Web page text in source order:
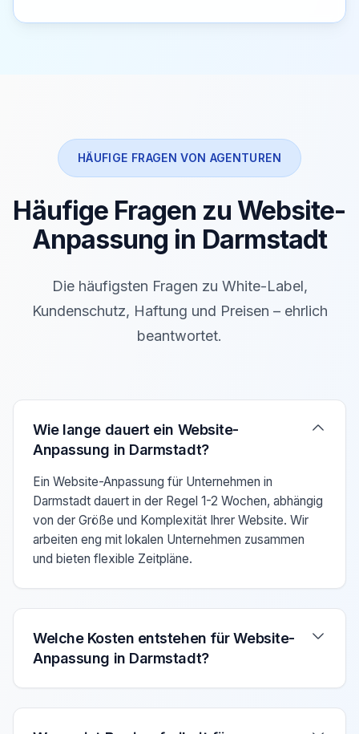
HÄUFIGE FRAGEN VON AGENTUREN
Häufige Fragen zu Website-
Anpassung in Darmstadt
Die häufigsten Fragen zu White-Label,
Kundenschutz, Haftung und Preisen – ehrlich
beantwortet.
Verwenden Sie die Pfeiltasten Auf/Ab um zwischen
Wie lange dauert ein Website-
Anpassung in Darmstadt?
Ein Website-Anpassung für Unternehmen in
Darmstadt dauert in der Regel 1-2 Wochen, abhängig
von der Größe und Komplexität Ihrer Website. Wir
arbeiten eng mit lokalen Unternehmen zusammen
und bieten flexible Zeitpläne.
Welche Kosten entstehen für Website-
Anpassung in Darmstadt?